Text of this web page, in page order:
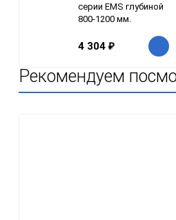
серии EMS глубиной
800-1200 мм.
4 304 ₽
Рекомендуем